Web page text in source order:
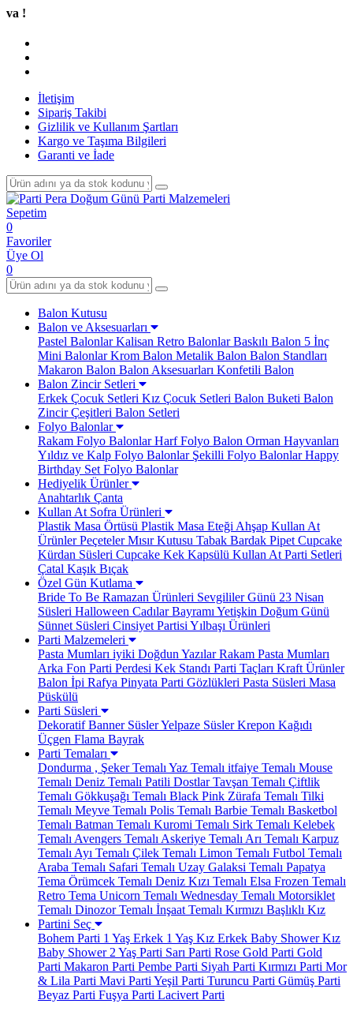
İletişim
Sipariş Takibi
Gizlilik ve Kullanım Şartları
Kargo ve Taşıma Bilgileri
Garanti ve İade
Sepetim
0
Favoriler
Üye Ol
0
Balon Kutusu
Balon ve Aksesuarları
Pastel BalonlarKalisan Retro BalonlarBaskılı Balon 5 İnç
Mini BalonlarKrom Balon Metalik Balon Balon Standları
Makaron Balon Balon Aksesuarları Konfetili Balon
Balon Zincir Setleri
Erkek Çocuk Setleri Kız Çocuk Setleri Balon Buketi Balon
Zincir Çeşitleri Balon Setleri
Folyo Balonlar
Rakam Folyo BalonlarHarf Folyo Balon Orman Hayvanları
Yıldız ve Kalp Folyo BalonlarŞekilli Folyo BalonlarHappy
Birthday Set Folyo Balonlar
Hediyelik Ürünler
Anahtarlık Çanta
Kullan At Sofra Ürünleri
Plastik Masa Örtüsü Plastik Masa Eteği Ahşap Kullan At
ÜrünlerPeçetelerMısır Kutusu Tabak Bardak Pipet Cupcake
Kürdan Süsleri Cupcake Kek Kapsülü Kullan At Parti Setleri
Çatal Kaşık Bıçak
Özel Gün Kutlama
Bride To Be Ramazan Ürünleri Sevgililer Günü 23 Nisan
Süsleri Halloween Cadılar Bayramı Yetişkin Doğum Günü
Sünnet Süsleri Cinsiyet Partisi Yılbaşı Ürünleri
Parti Malzemeleri
Pasta Mumları iyiki Doğdun YazılarRakam Pasta Mumları
Arka Fon Parti Perdesi Kek Standı Parti Taçları Kraft Ürünler
Balon İpi Rafya Pinyata Parti Gözlükleri Pasta Süsleri Masa
Püskülü
Parti Süsleri
Dekoratif Banner SüslerYelpaze SüslerKrepon Kağıdı
Üçgen Flama Bayrak
Parti Temaları
Dondurma , Şeker Temalı Yaz Temalı itfaiye Temalı Mouse
Temalı Deniz Temalı Patili DostlarTavşan Temalı Çiftlik
Temalı Gökkuşağı Temalı Black Pink Zürafa Temalı Tilki
Temalı Meyve Temalı Polis Temalı Barbie Temalı Basketbol
Temalı Batman Temalı Kuromi Temalı Sirk Temalı Kelebek
Temalı Avengers Temalı Askeriye Temalı Arı Temalı Karpuz
Temalı Ayı Temalı Çilek Temalı Limon Temalı Futbol Temalı
Araba Temalı Safari Temalı Uzay Galaksi Temalı Papatya
Tema Örümcek Temalı Deniz Kızı Temalı Elsa Frozen Temalı
Retro Tema Unicorn Temalı Wednesday Temalı Motorsiklet
Temalı Dinozor Temalı İnşaat Temalı Kırmızı Başlıklı Kız
Partini Seç
Bohem Parti 1 Yaş Erkek 1 Yaş Kız Erkek Baby ShowerKız
Baby Shower2 Yaş Parti Sarı Parti Rose Gold Parti Gold
Parti Makaron Parti Pembe Parti Siyah Parti Kırmızı Parti Mor
& Lila Parti Mavi Parti Yeşil Parti Turuncu Parti Gümüş Parti
Beyaz Parti Fuşya Parti Lacivert Parti